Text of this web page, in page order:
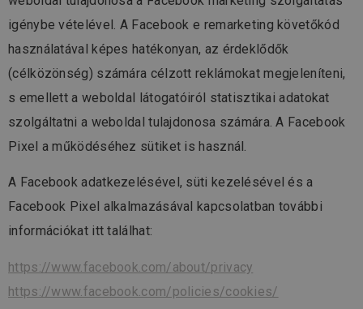
igénybe vételével. A Facebook e remarketing követőkód
használatával képes hatékonyan, az érdeklődők
(célközönség) számára célzott reklámokat megjeleníteni,
s emellett a weboldal látogatóiról statisztikai adatokat
szolgáltatni a weboldal tulajdonosa számára. A Facebook
Pixel a működéséhez sütiket is használ.
A Facebook adatkezelésével, süti kezelésével és a
Facebook Pixel alkalmazásával kapcsolatban további
információkat itt találhat:
https://www.facebook.com/about/privacy
https://www.facebook.com/policies/cookies/